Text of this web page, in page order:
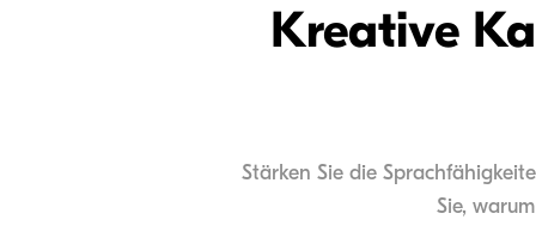
Kreative
Stärken Sie die
Sie,